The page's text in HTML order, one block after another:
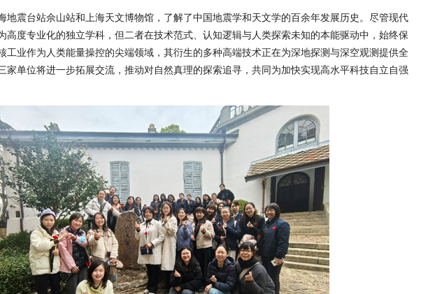
地震台站佘山站和上海天文博物馆，了解了中国地震学和天文学的百余年发展历史。尽管现代
高度专业化的独立学科，但二者在技术范式、认知逻辑与人类探索未知的本能驱动中，始终保
工业作为人类能量操控的尖端领域，其衍生的多种高端技术正在为深地探测与深空观测提供全
家单位将进一步拓展交流，推动对自然真理的探索追寻，共同为加快实现高水平科技自立自强